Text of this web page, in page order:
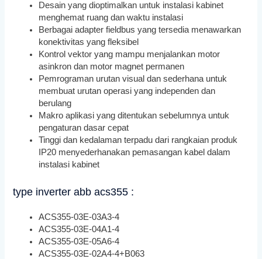
Desain yang dioptimalkan untuk instalasi kabinet
menghemat ruang dan waktu instalasi
Berbagai adapter fieldbus yang tersedia menawarkan
konektivitas yang fleksibel
Kontrol vektor yang mampu menjalankan motor
asinkron dan motor magnet permanen
Pemrograman urutan visual dan sederhana untuk
membuat urutan operasi yang independen dan
berulang
Makro aplikasi yang ditentukan sebelumnya untuk
pengaturan dasar cepat
Tinggi dan kedalaman terpadu dari rangkaian produk
IP20 menyederhanakan pemasangan kabel dalam
instalasi kabinet
type inverter abb acs355 :
ACS355-03E-03A3-4
ACS355-03E-04A1-4
ACS355-03E-05A6-4
ACS355-03E-02A4-4+B063